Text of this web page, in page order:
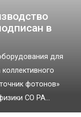
в
для
фотонов»
СО РА...